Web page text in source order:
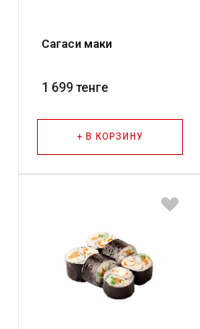
Сагаси маки
1 699 тенге
+ В КОРЗИНУ